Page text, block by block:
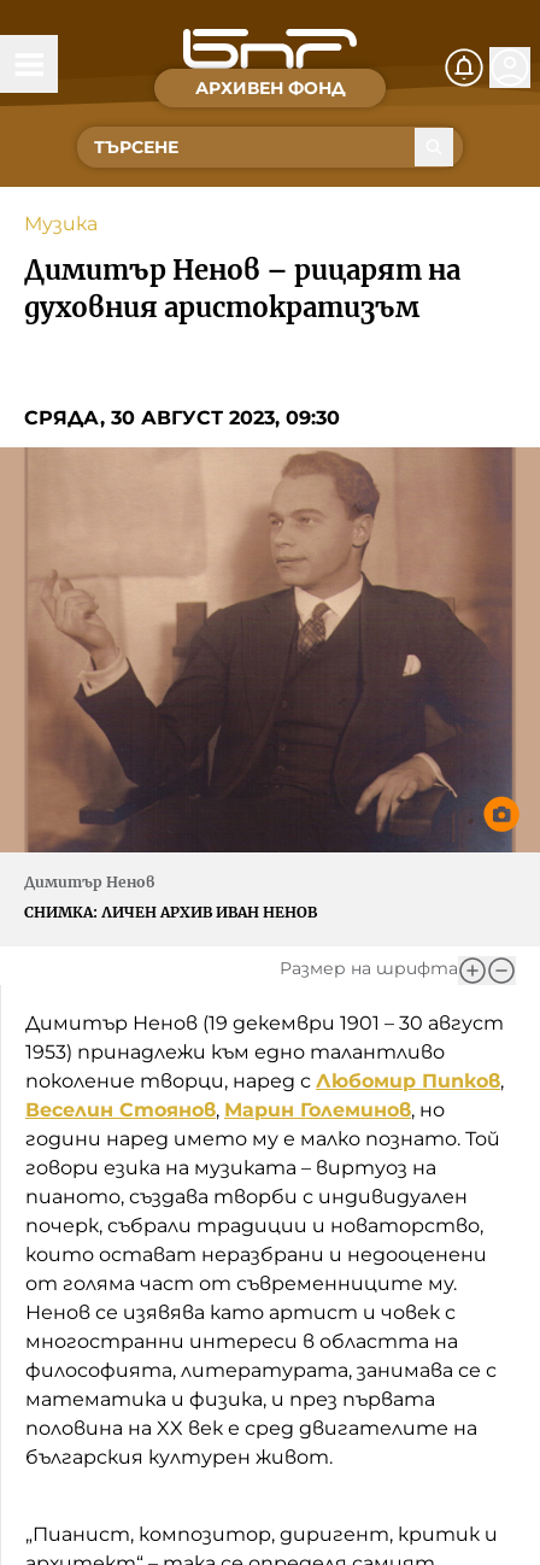
АРХИВЕН ФОНД
Времена и хора
Култура
Музика
Спорт
Съвет за електронни медии
Музика
Димитър Ненов – рицарят на
духовния аристократизъм
СРЯДА, 30 АВГУСТ 2023, 09:30
Димитър Ненов
СНИМКА: ЛИЧЕН АРХИВ ИВАН НЕНОВ
Размер на шрифта
Димитър Ненов (19 декември 1901 – 30 август
1953) принадлежи към едно талантливо
поколение творци, наред с Любомир Пипков,
Веселин Стоянов, Марин Големинов, но
години наред името му е малко познато. Той
говори езика на музиката – виртуоз на
пианото, създава творби с индивидуален
почерк, събрали традиции и новаторство,
които остават неразбрани и недооценени
от голяма част от съвременниците му.
Ненов се изявява като артист и човек с
многостранни интереси в областта на
философията, литературата, занимава се с
математика и физика, и през първата
половина на XX век е сред двигателите на
българския културен живот.
„Пианист, композитор, диригент, критик и